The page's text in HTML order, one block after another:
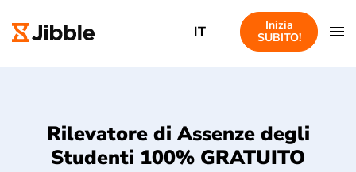
IT
Inizia
SUBITO!
Rilevatore di Assenze degli
Studenti 100% GRATUITO